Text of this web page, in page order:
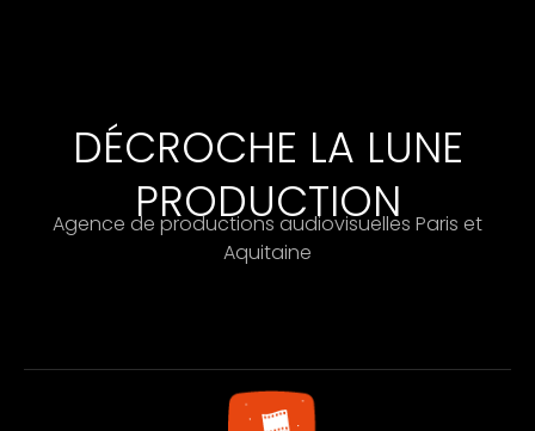
DÉCROCHE LA LUNE
PRODUCTION
Agence de productions audiovisuelles Paris et
Aquitaine